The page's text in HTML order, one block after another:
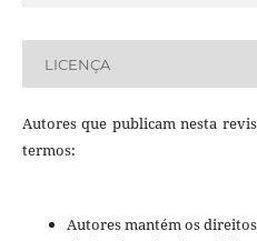
LICENÇA
Autores que publicam nesta
termos:
Autores mantém os